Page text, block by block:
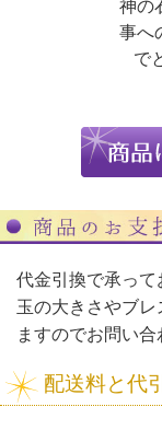
神の
事へ
で
代金引換で承って
玉の大きさやブ
ますのでお問い合
配送料と代